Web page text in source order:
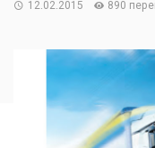
12.02.2015 890